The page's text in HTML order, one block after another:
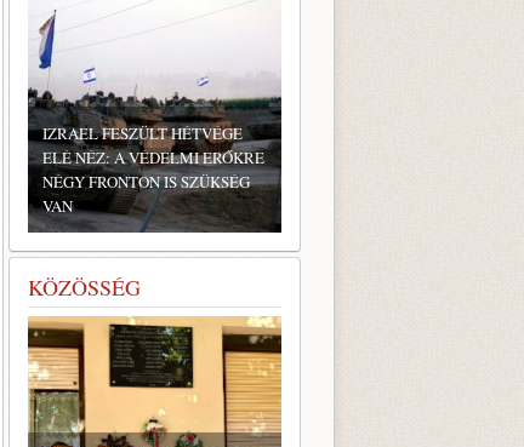
IZRAEL FESZÜLT HÉTVÉGE
ELÉ NÉZ: A VÉDELMI ERŐKRE
NÉGY FRONTON IS SZÜKSÉG
VAN
KÖZÖSSÉG